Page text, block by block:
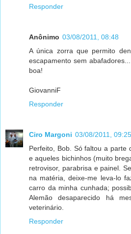
Responder
Anônimo 03/08/2011, 08:48
A única zorra que permito
escapamento sem
boa!
GiovanniF
Responder
Ciro Margoni 03/08/2011, 09:25
Perfeito, Bob. Só faltou a parte
e aqueles bichinhos (muito
retrovisor, parabrisa e painel.
na matéria, deixe-me leva-lo
carro da minha cunhada;
Alemão desaparecido há
veterinário.
Responder